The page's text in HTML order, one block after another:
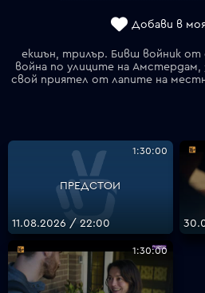
VOYO
Добави в
екшън, трилър. Бивш войник от
война по улиците на Амстердам,
свой приятел от лапите на
ПРЕДСТОИ
1:30:00
11.08.2026 / 22:00
1:30:00